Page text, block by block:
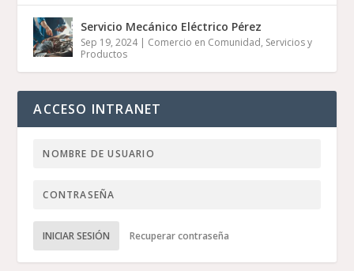
Servicio Mecánico Eléctrico Pérez
Sep 19, 2024| Comercio en Comunidad, Servicios y
Productos
ACCESO INTRANET
INICIAR SESIÓN Recuperar contraseña